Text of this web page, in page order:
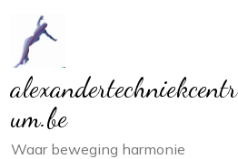
inhoud
alexandertechniekcentr
um.be
Waar beweging harmonie